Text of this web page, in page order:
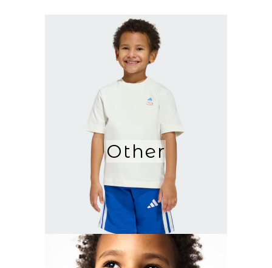
Other